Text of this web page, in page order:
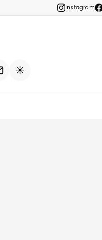
Instagram
☀️